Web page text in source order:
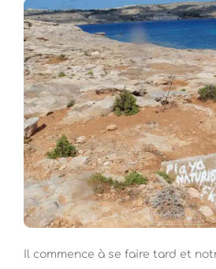
Il commence à se faire tard et